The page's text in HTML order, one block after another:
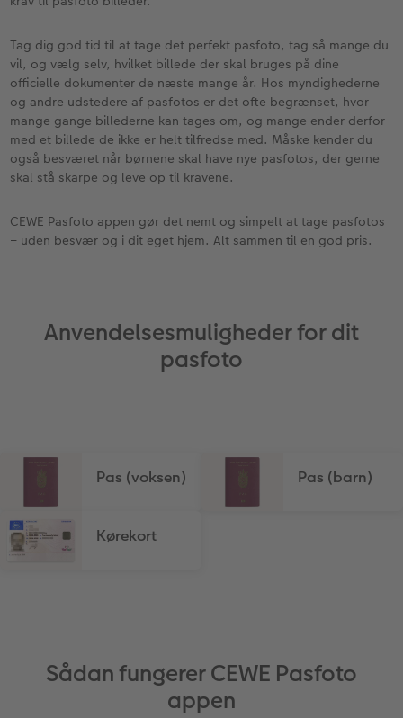
Tag dig god tid til at tage det perfekt pasfoto, tag så mange du
vil, og vælg selv, hvilket billede der skal bruges på dine
officielle dokumenter de næste mange år. Hos myndighederne
og andre udstedere af pasfotos er det ofte begrænset, hvor
mange gange billederne kan tages om, og mange ender derfor
med et billede de ikke er helt tilfredse med. Måske kender du
også besværet når børnene skal have nye pasfotos, der gerne
skal stå skarpe og leve op til kravene.
CEWE Pasfoto appen gør det nemt og simpelt at tage pasfotos
– uden besvær og i dit eget hjem. Alt sammen til en god pris.
Anvendelsesmuligheder for dit
pasfoto
Pas (voksen) Pas (barn)
Kørekort
Sådan fungerer CEWE Pasfoto
appen